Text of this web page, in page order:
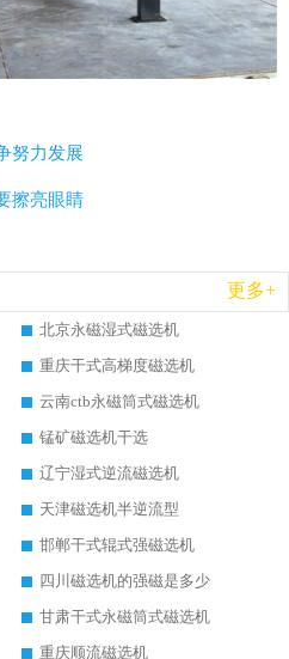
努力发展
擦亮眼睛
更多+
北京永磁湿式磁选机
重庆干式高梯度磁选机
云南ctb永磁筒式磁选机
锰矿磁选机干选
辽宁湿式逆流磁选机
天津磁选机半逆流型
邯郸干式辊式强磁选机
四川磁选机的强磁是多少
甘肃干式永磁筒式磁选机
重庆顺流磁选机